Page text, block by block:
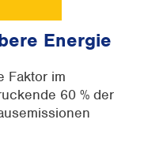
Energie
Faktor im
60 % der